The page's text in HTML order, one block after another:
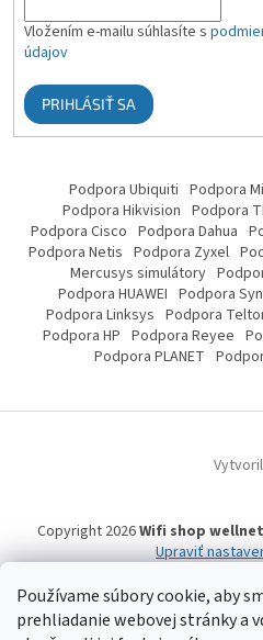
Používame súbory cookie, aby
prehliadanie webovej stránky a
Vložením e-mailu súhlasíte s
údajov
PRIHLÁSIŤ SA
Podpora Ubiquiti Podpora
Podpora Hikvision Podpora
Podpora Cisco Podpora Dahua
Podpora Netis Podpora Zyxel
Mercusys simulátory
Podpora HUAWEI Podpora
Podpora Linksys Podpora
Podpora HP Podpora Reyee
Podpora PLANET
Copyright 2026Wifi shop
Upraviť
Wifi shop wellnet.sk prevádzkuje